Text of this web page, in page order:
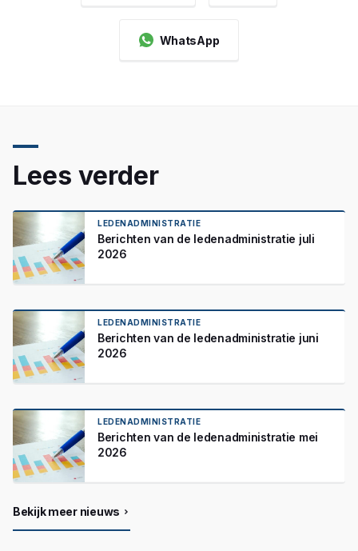
WhatsApp
Lees verder
LEDENADMINISTRATIE
Berichten van de ledenadministratie juli
2026
LEDENADMINISTRATIE
Berichten van de ledenadministratie juni
2026
LEDENADMINISTRATIE
Berichten van de ledenadministratie mei
2026
Bekijk meer nieuws